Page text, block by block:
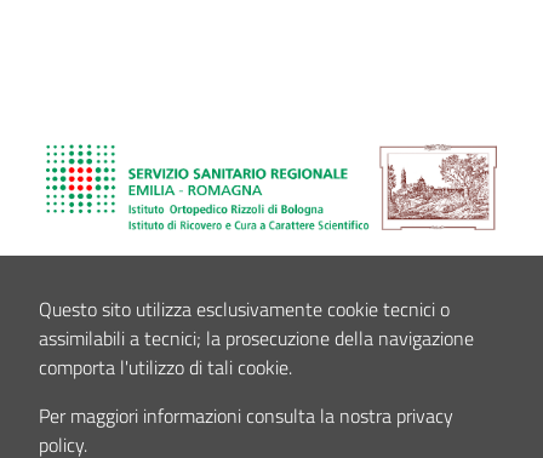
Questo sito utilizza esclusivamente cookie tecnici o
assimilabili a tecnici; la prosecuzione della navigazione
comporta l'utilizzo di tali cookie.
Per maggiori informazioni consulta la nostra privacy
policy.